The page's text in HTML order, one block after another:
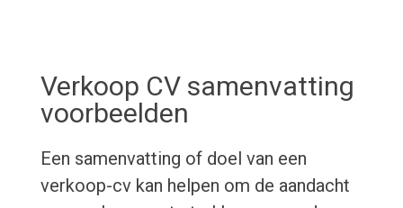
Verkoop CV samenvatting
voorbeelden
Een samenvatting of doel van een
verkoop-cv kan helpen om de aandacht